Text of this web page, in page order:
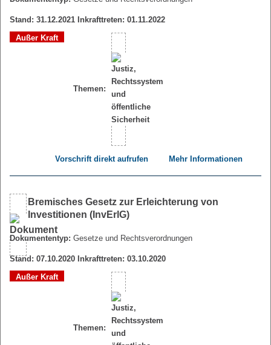
Stand: 31.12.2021 Inkrafttreten: 01.11.2022
Außer Kraft
Themen:
Vorschrift direkt aufrufen Mehr Informationen
Bremisches Gesetz zur Erleichterung von
Investitionen (InvErlG)
Dokumententyp: Gesetze und Rechtsverordnungen
Stand: 07.10.2020 Inkrafttreten: 03.10.2020
Außer Kraft
Themen: